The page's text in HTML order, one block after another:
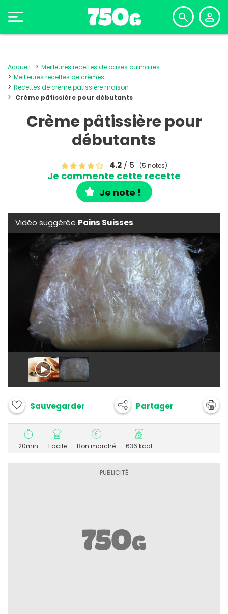
Accueil
Meilleures recettes de bases culinaires
Meilleures recettes de crèmes
Recettes de crème pâtissière maison
Crème pâtissière pour débutants
Crème pâtissière pour
débutants
4.2/ 5 (5 notes)
Je commente cette recette
Je note !
Vidéo suggérée Pains Suisses
Sauvegarder Partager
20min Facile Bon marché 636 kcal